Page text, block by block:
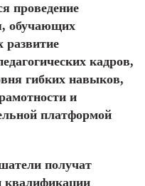
проведение
обучающих
развитие
кадров,
гибких навыков,
и
платформой
получат
квалификации